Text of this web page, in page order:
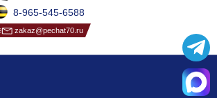
8-965-545-6588
zakaz@pechat70.ru